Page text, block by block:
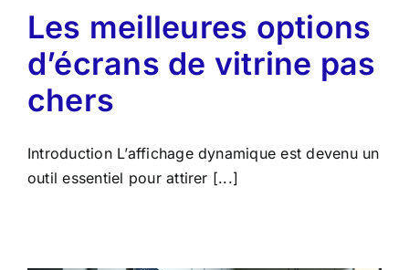
Les meilleures options
d’écrans de vitrine pas
chers
Introduction L’affichage dynamique est devenu un
outil essentiel pour attirer [...]